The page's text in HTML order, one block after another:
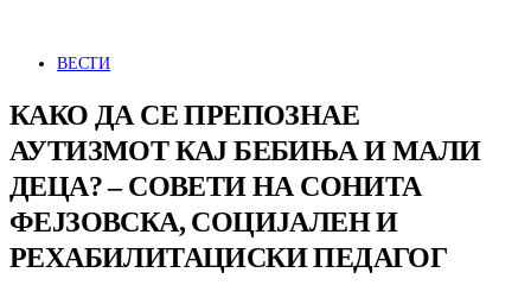
ВЕСТИ
КАКО ДА СЕ ПРЕПОЗНАЕ
АУТИЗМОТ КАЈ БЕБИЊА И МАЛИ
ДЕЦА? – СОВЕТИ НА СОНИТА
ФЕЈЗОВСКА, СОЦИЈАЛЕН И
РЕХАБИЛИТАЦИСКИ ПЕДАГОГ